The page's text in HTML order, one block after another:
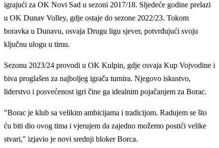
igrajući za OK Novi Sad u sezoni 2017/18. Sljedeće godine prelazi
u OK Dunav Volley, gdje ostaje do sezone 2022/23. Tokom
boravka u Dunavu, osvaja Drugu ligu sjever, potvrđujući svoju
ključnu ulogu u timu.
Sezonu 2023/24 provodi u OK Kulpin, gdje osvaja Kup Vojvodine i
biva proglašen za najboljeg igrača turnira. Njegovo iskustvo,
liderstvo i posvećenost igri čine ga idealnim pojačanjem za Borac.
"Borac je klub sa velikim ambicijama i tradicijom. Radujem se što
ću biti dio ovog tima i vjerujem da zajedno možemo postići velike
stvari," izjavio je novi srednji bloker Borca.